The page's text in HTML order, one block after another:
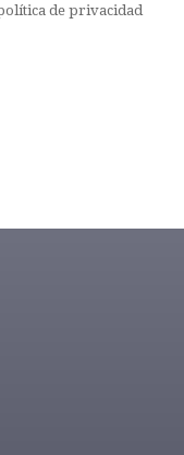
de privacidad